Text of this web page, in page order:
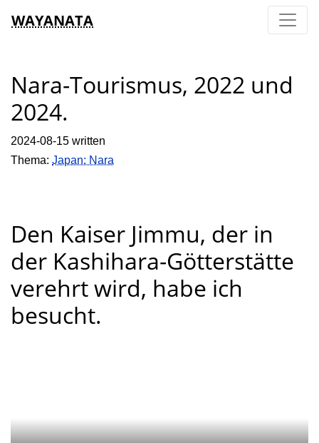
WAYANATA
Nara-Tourismus, 2022 und
2024.
2024-08-15 written
Thema: Japan: Nara
Den Kaiser Jimmu, der in
der Kashihara-Götterstätte
verehrt wird, habe ich
besucht.